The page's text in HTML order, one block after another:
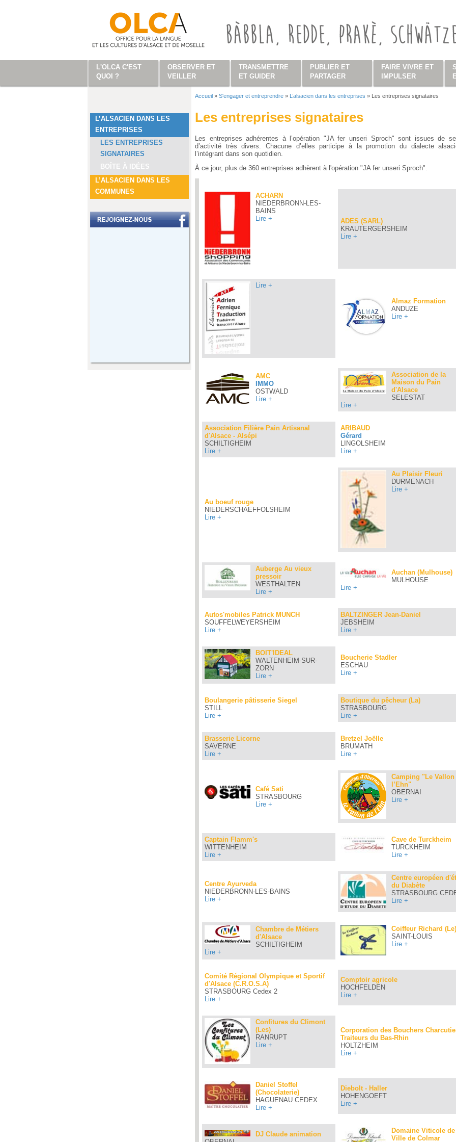
L’ALSACIEN DANS LES
ENTREPRISES
LES ENTREPRISES
SIGNATAIRES
BOÎTE À IDÉES
L’ALSACIEN DANS LES
COMMUNES
Accueil » S'engager et entreprendre » L’alsacien dans les entreprises » Les entreprises signataires
Les entreprises signataires
Les entreprises adhérentes à l’opération "JA fer unseri Sproch" sont issues de
d’activité très divers. Chacune d’elles participe à la promotion du dialecte
l’intégrant dans son quotidien.
À ce jour, plus de 360 entreprises adhèrent à l'opération "JA fer unseri Sproch".
ACHARN
NIEDERBRONN-LES-
BAINS
Lire +
ADES (SARL)
KRAUTERGERSHEIM
Lire +
Lire +
Almaz Formation
ANDUZE
Lire +
AMC
IMMO
OSTWALD
Lire +
Association de la
Maison du Pain
d'Alsace
SELESTAT
Lire +
Association Filière Pain Artisanal
d'Alsace - Alsépi
SCHILTIGHEIM
Lire +
ARIBAUD
Gérard
LINGOLSHEIM
Lire +
Au boeuf rouge
NIEDERSCHAEFFOLSHEIM
Lire +
Au Plaisir Fleuri
DURMENACH
Lire +
Auberge Au vieux
pressoir
WESTHALTEN
Lire +
Auchan (Mulhouse)
MULHOUSE
Lire +
Autos'mobiles Patrick MUNCH
SOUFFELWEYERSHEIM
Lire +
BALTZINGER Jean-Daniel
JEBSHEIM
Lire +
BOIT'IDEAL
WALTENHEIM-SUR-
ZORN
Lire +
Boucherie Stadler
ESCHAU
Lire +
Boulangerie pâtisserie Siegel
STILL
Lire +
Boutique du pêcheur (La)
STRASBOURG
Lire +
Brasserie Licorne
SAVERNE
Lire +
Bretzel Joëlle
BRUMATH
Lire +
Café Sati
STRASBOURG
Lire +
Camping "Le Vallon
l’Ehn"
OBERNAI
Lire +
Captain Flamm's
WITTENHEIM
Lire +
Cave de Turckheim
TURCKHEIM
Lire +
Centre Ayurveda
NIEDERBRONN-LES-BAINS
Lire +
Centre européen
du Diabète
STRASBOURG
Lire +
Chambre de Métiers
d'Alsace
SCHILTIGHEIM
Lire +
Coiffeur Richard (Le)
SAINT-LOUIS
Lire +
Comité Régional Olympique et Sportif
d'Alsace (C.R.O.S.A)
STRASBOURG Cedex 2
Lire +
Comptoir agricole
HOCHFELDEN
Lire +
Confitures du Climont
(Les)
RANRUPT
Lire +
Corporation des Bouchers
Traiteurs du Bas-Rhin
HOLTZHEIM
Lire +
Daniel Stoffel
(Chocolaterie)
HAGUENAU CEDEX
Lire +
Diebolt - Haller
HOHENGOEFT
Lire +
DJ Claude animation
Domaine Viticole
Ville de Colmar
L'OLCA C'EST
QUOI ?
OBSERVER ET
VEILLER
TRANSMETTRE
ET GUIDER
PUBLIER ET
PARTAGER
FAIRE VIVRE ET
IMPULSER